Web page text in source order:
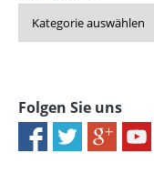
Folgen Sie uns